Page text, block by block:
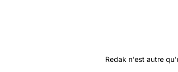
Redak n'est autre